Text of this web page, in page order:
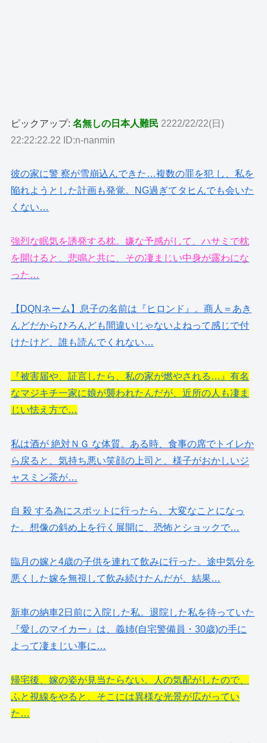
ピックアップ:名無しの日本人難民 2222/22/22(日)
22:22:22.22 ID:n-nanmin
彼の家に警 察が雪崩込んできた…複数の罪を犯 し、私を
陥れようとした計画も発覚。NG過ぎてタヒんでも会いた
くない…
強烈な眠気を誘発する枕。嫌な予感がして、ハサミで枕
を開けると、悲鳴と共に、その凄まじい中身が露わにな
った…
【DQNネーム】息子の名前は『ヒロンド』。商人＝あき
んどだからひろんども間違いじゃないよねって感じで付
けたけど、誰も読んでくれない…
『被害届や、証言したら、私の家が燃やされる…』有名
なマジキチ一家に娘が襲われたんだが、近所の人も凄ま
じい怯え方で…
私は酒が 絶対ＮＧ な体質。ある時、食事の席でトイレか
ら戻ると、気持ち悪い笑顔の上司と、様子がおかしいジ
ャスミン茶が…
自 殺 する為にスポットに行ったら、大変なことになっ
た。想像の斜め上を行く展開に、恐怖とショックで…
臨月の嫁と4歳の子供を連れて飲みに行った。途中気分を
悪くした嫁を無視して飲み続けたんだが、結果…
新車の納車2日前に入院した私。退院した私を待っていた
『愛しのマイカー』は、義姉(自宅警備員・30歳)の手に
よって凄まじい事に…
帰宅後、嫁の姿が見当たらない。人の気配がしたので、
ふと視線をやると、そこには異様な光景が広がってい
た…